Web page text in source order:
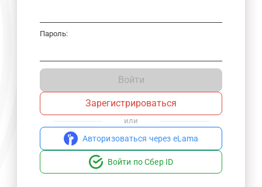
Пароль:
Войти
Зарегистрироваться
или
Авторизоваться через eLama
Войти по Сбер ID